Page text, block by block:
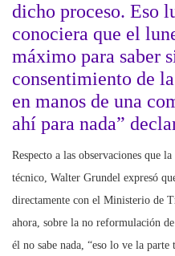
dicho proceso. Eso
conociera que el
máximo para saber
consentimiento de
en manos de una
ahí para nada”
Respecto a las observaciones que
técnico, Walter Grundel expresó
directamente con el Ministerio de
ahora, sobre la no reformulación
él no sabe nada, “eso lo ve la